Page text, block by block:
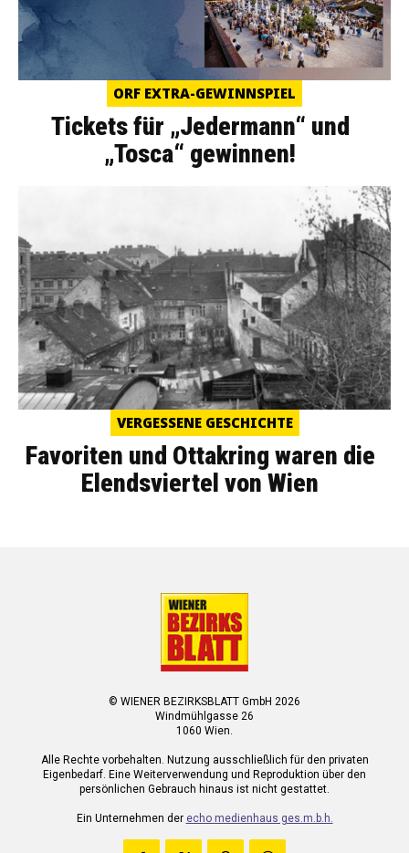
ORF EXTRA-GEWINNSPIEL
Tickets für „Jedermann“ und
„Tosca“ gewinnen!
VERGESSENE GESCHICHTE
Favoriten und Ottakring waren die
Elendsviertel von Wien
© WIENER BEZIRKSBLATT GmbH 2026
Windmühlgasse 26
1060 Wien.
Alle Rechte vorbehalten. Nutzung ausschließlich für den privaten
Eigenbedarf. Eine Weiterverwendung und Reproduktion über den
persönlichen Gebrauch hinaus ist nicht gestattet.
Ein Unternehmen der echo medienhaus ges.m.b.h.